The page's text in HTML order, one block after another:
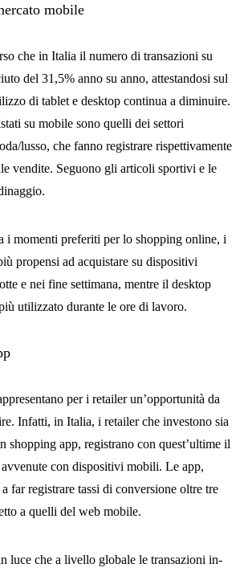
mobile
che in Italia il numero di transazioni su
del 31,5% anno su anno, attestandosi sul
di tablet e desktop continua a diminuire.
su mobile sono quelli dei settori
lusso, che fanno registrare rispettivamente
vendite. Seguono gli articoli sportivi e le
i momenti preferiti per lo shopping online, i
propensi ad acquistare su dispositivi
e nei fine settimana, mentre il desktop
utilizzato durante le ore di lavoro.
per i retailer un’opportunità da
Infatti, in Italia, i retailer che investono sia
shopping app, registrano con quest’ultime il
con dispositivi mobili. Le app,
far registrare tassi di conversione oltre tre
a quelli del web mobile.
luce che a livello globale le transazioni in-